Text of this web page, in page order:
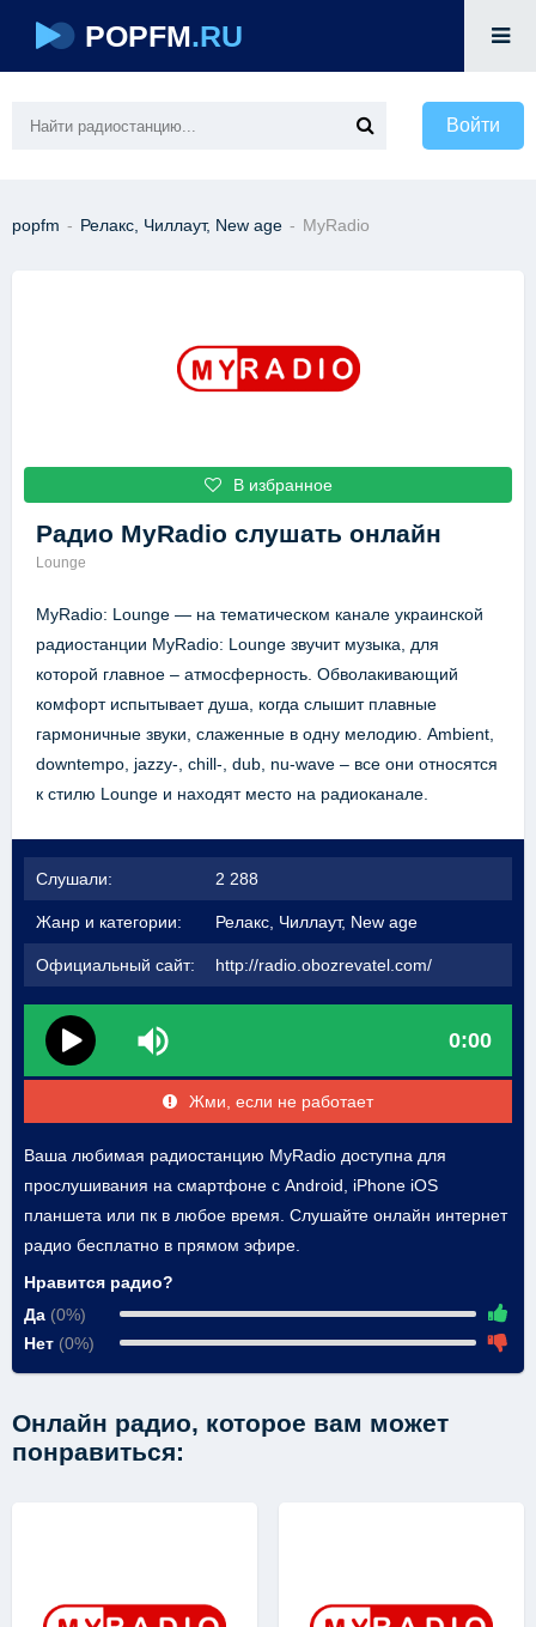
POPFM.RU
Войти
popfm - Релакс, Чиллаут, New age - MyRadio
В избранное
Радио MyRadio слушать онлайн
Lounge
MyRadio: Lounge — на тематическом канале украинской
радиостанции MyRadio: Lounge звучит музыка, для
которой главное – атмосферность. Обволакивающий
комфорт испытывает душа, когда слышит плавные
гармоничные звуки, слаженные в одну мелодию. Ambient,
downtempo, jazzy-, chill-, dub, nu-wave – все они относятся
к стилю Lounge и находят место на радиоканале.
Слушали: 2 288
Жанр и категории: Релакс, Чиллаут, New age
Официальный сайт: http://radio.obozrevatel.com/
0:00
Жми, если не работает
Ваша любимая радиостанцию MyRadio доступна для
прослушивания на смартфоне с Android, iPhone iOS
планшета или пк в любое время. Слушайте онлайн интернет
радио бесплатно в прямом эфире.
Нравится радио?
Да (0%)
Нет (0%)
Онлайн радио, которое вам может
понравиться: